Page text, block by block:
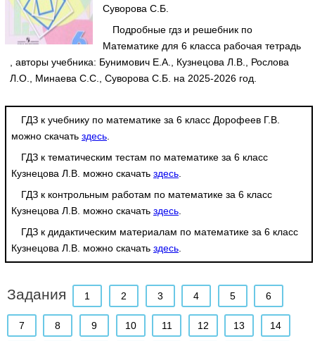
Суворова С.Б.
Подробные гдз и решебник по
Математике для 6 класса рабочая тетрадь
, авторы учебника: Бунимович Е.А., Кузнецова Л.В., Рослова
Л.О., Минаева С.С., Суворова С.Б. на 2025-2026 год.
ГДЗ к учебнику по математике за 6 класс Дорофеев Г.В.
можно скачать здесь
ГДЗ к тематическим тестам по математике за 6 класс
Кузнецова Л.В. можно скачать здесь
ГДЗ к контрольным работам по математике за 6 класс
Кузнецова Л.В. можно скачать здесь
ГДЗ к дидактическим материалам по математике за 6 класс
Кузнецова Л.В. можно скачать здесь
Задания 1 2 3 4 5 6
7 8 9 10 11 12 13 14